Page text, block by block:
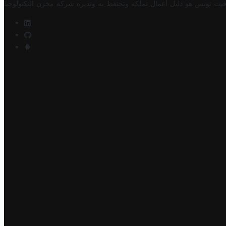
تونس هو دليل أعمال تملكه وتحتفظ به وتديره شركة مخزن التكنولوجيا